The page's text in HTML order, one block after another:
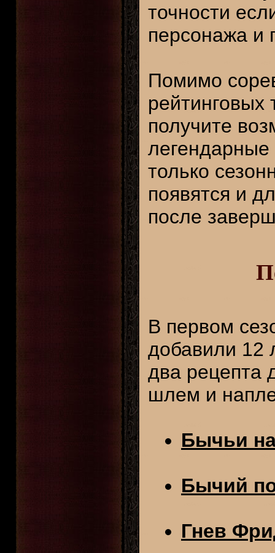
точности
персонажа и
Помимо
получите
только
появятся и
после
В первом
добавили 12
два рецепта
шлем и
Бычьи
Бычий
Гнев